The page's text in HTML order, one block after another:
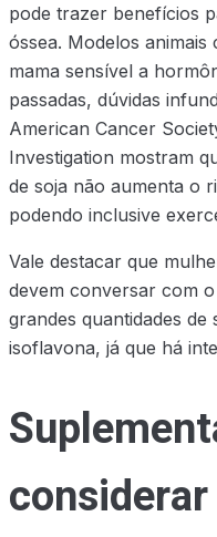
pode trazer benefícios
óssea. Modelos
mama sensível a
passadas, dúvidas
American Cancer
Investigation mostram
de soja não aumenta o
podendo inclusive
Vale destacar que
devem conversar com
grandes quantidades
isoflavona, já que há
considerar